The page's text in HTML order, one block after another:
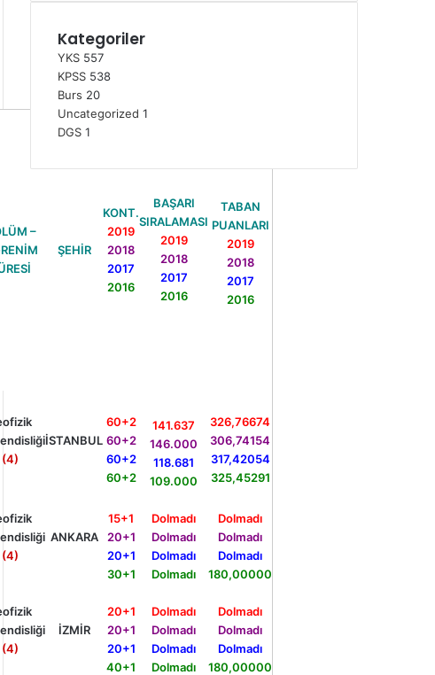
–
ŞEHİR
KONT.
2019
2018
2017
2016
BAŞARI
SIRALAMASI
2019
2018
2017
2016
TABAN
PUANLARI
2019
2018
2017
2016
(4)
İSTANBUL
60+2
60+2
60+2
60+2
141.637
146.000
118.681
109.000
326,76674
306,74154
317,42054
325,45291
(4)
ANKARA
15+1
20+1
20+1
30+1
Dolmadı
Dolmadı
Dolmadı
Dolmadı
Dolmadı
Dolmadı
Dolmadı
180,00000
(4)
İZMİR
20+1
20+1
20+1
40+1
Dolmadı
Dolmadı
Dolmadı
Dolmadı
Dolmadı
Dolmadı
Dolmadı
180,00000
Kategoriler
YKS 557
KPSS 538
Burs 20
Uncategorized 1
DGS 1